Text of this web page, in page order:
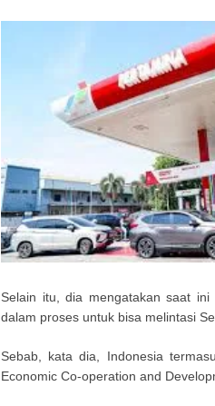
Selain itu, dia mengatakan saat
dalam proses untuk bisa melintasi
Sebab, kata dia, Indonesia
Economic Co-operation and